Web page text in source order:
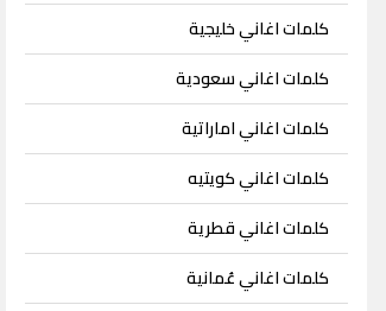
كلمات اغاني خليجية
كلمات اغاني سعودية
كلمات اغاني اماراتية
كلمات اغاني كويتيه
كلمات اغاني قطرية
كلمات اغاني عُمانية